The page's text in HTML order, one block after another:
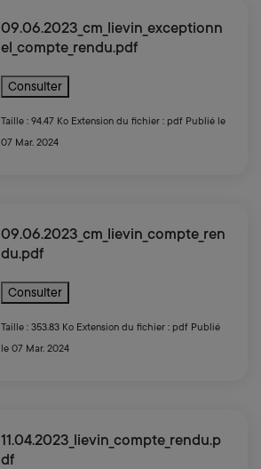
09.06.2023_cm_lievin_exceptionn
el_compte_rendu.pdf
Consulter
Taille : 94.47 Ko Extension du fichier : pdf Publié le
07 Mar. 2024
09.06.2023_cm_lievin_compte_ren
du.pdf
Consulter
Taille : 353.83 Ko Extension du fichier : pdf Publié
le 07 Mar. 2024
11.04.2023_lievin_compte_rendu.p
df